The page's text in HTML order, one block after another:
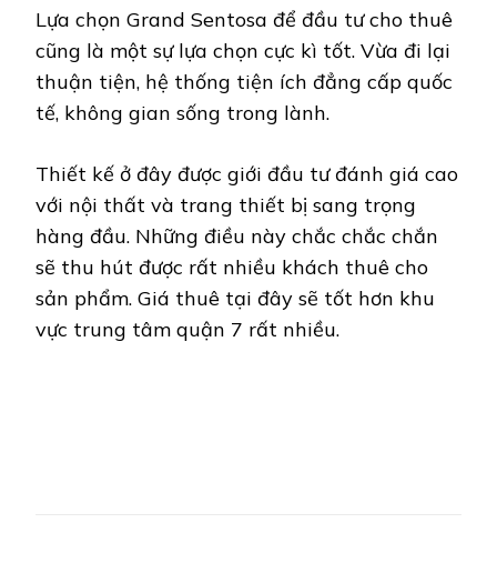
Lựa chọn Grand Sentosa để đầu tư cho thuê
cũng là một sự lựa chọn cực kì tốt. Vừa đi lại
thuận tiện, hệ thống tiện ích đẳng cấp quốc
tế, không gian sống trong lành.
Thiết kế ở đây được giới đầu tư đánh giá cao
với nội thất và trang thiết bị sang trọng
hàng đầu. Những điều này chắc chắc chắn
sẽ thu hút được rất nhiều khách thuê cho
sản phẩm. Giá thuê tại đây sẽ tốt hơn khu
vực trung tâm quận 7 rất nhiều.